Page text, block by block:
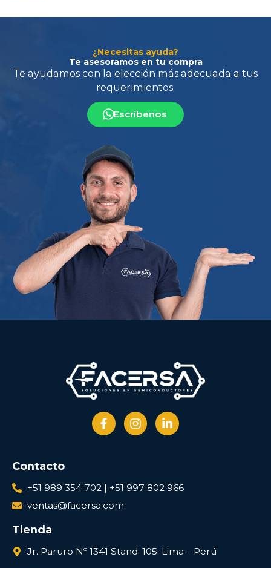
¿Necesitas ayuda?
Te asesoramos en tu compra
Escríbenos
Contacto
+51 989 354 702 | +51 997 802 966
ventas@facersa.com
Tienda
Jr. Paruro Nº 1341 Stand. 105. Lima – Perú